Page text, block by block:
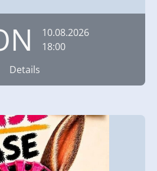
10.08.2026
18:00
Details